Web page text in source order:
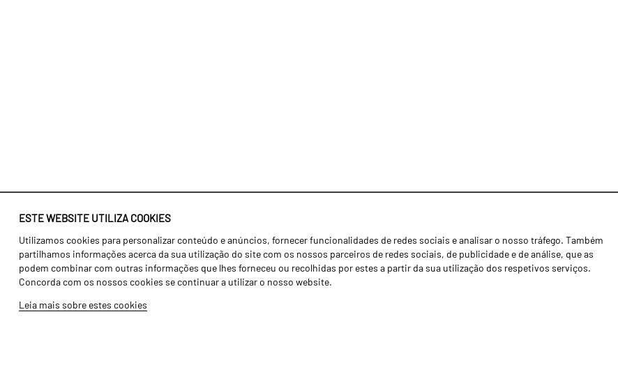
ESTE WEBSITE UTILIZA COOKIES
Utilizamos cookies para personalizar conteúdo e anúncios, fornecer funcionalidades de redes sociais e analisar o nosso tráfego. Também
partilhamos informações acerca da sua utilização do site com os nossos parceiros de redes sociais, de publicidade e de análise, que as
podem combinar com outras informações que lhes forneceu ou recolhidas por estes a partir da sua utilização dos respetivos serviços.
Concorda com os nossos cookies se continuar a utilizar o nosso website.
Leia mais sobre estes cookies
Identidade
História
Fábrica / Produção
Recursos Humanos
Agricultura
Transportes
Gama Floresta
Notícias
Concessionários